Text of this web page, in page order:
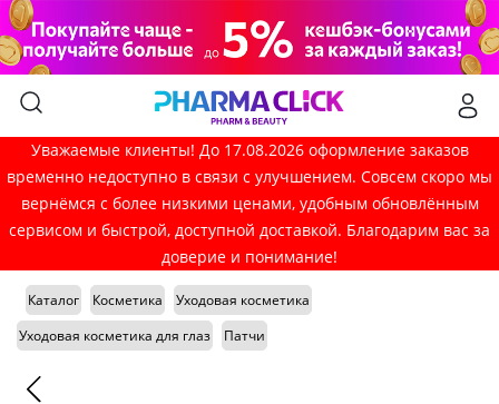
Уважаемые клиенты! До 17.08.2026 оформление заказов
временно недоступно в связи с улучшением. Совсем скоро мы
вернёмся с более низкими ценами, удобным обновлённым
сервисом и быстрой, доступной доставкой. Благодарим вас за
доверие и понимание!
Каталог Косметика
Уходовая косметика
Уходовая косметика для глаз
Патчи